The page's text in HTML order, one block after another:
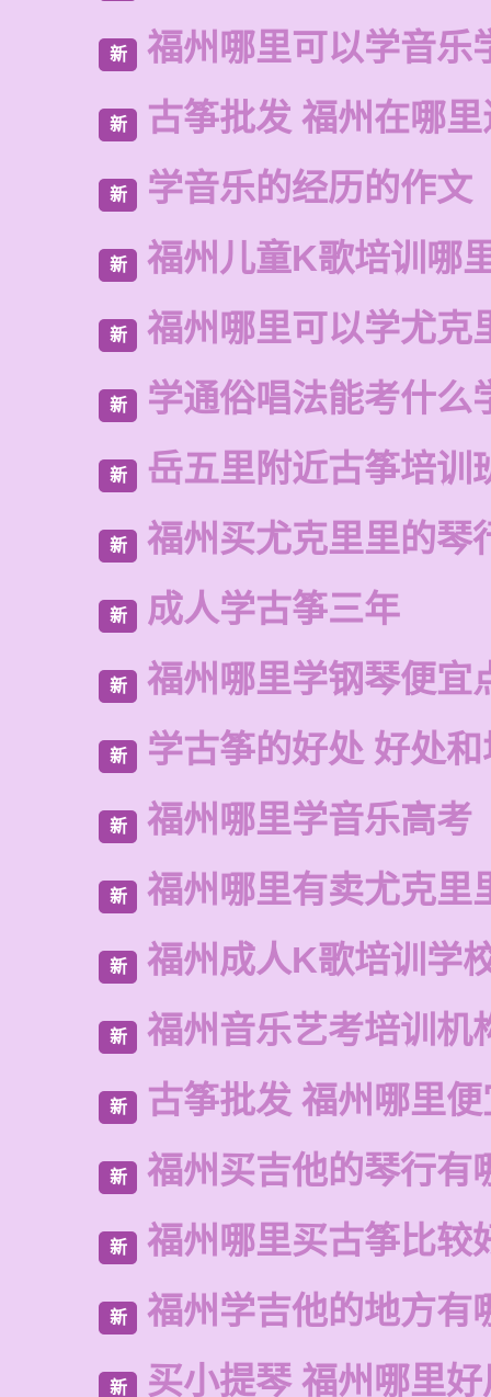
新 福州哪里可以学音乐
新 古筝批发 福州在哪
新 学音乐的经历的作文
新 福州儿童K歌培训哪
新 福州哪里可以学尤克
新 学通俗唱法能考什么
新 岳五里附近古筝培训
新 福州买尤克里里的琴
新 成人学古筝三年
新 福州哪里学钢琴便宜
新 学古筝的好处 好处
新 福州哪里学音乐高考
新 福州哪里有卖尤克里
新 福州成人K歌培训学
新 福州音乐艺考培训机
新 古筝批发 福州哪里便
新 福州买吉他的琴行有
新 福州哪里买古筝比较
新 福州学吉他的地方有
新 买小提琴 福州哪里